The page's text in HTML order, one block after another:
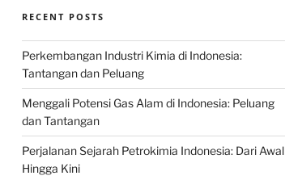
RECENT POSTS
Perkembangan Industri Kimia di Indonesia:
Tantangan dan Peluang
Menggali Potensi Gas Alam di Indonesia: Peluang
dan Tantangan
Perjalanan Sejarah Petrokimia Indonesia: Dari Awal
Hingga Kini